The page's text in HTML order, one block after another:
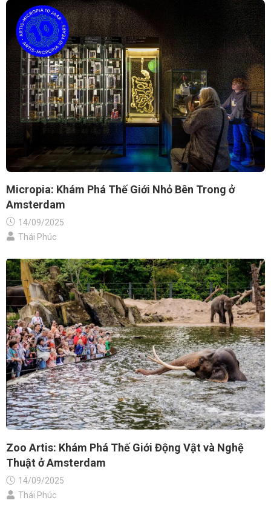
Micropia: Khám Phá Thế Giới Nhỏ Bên Trong ở
Amsterdam
14/09/2025
Thái Phúc
Zoo Artis: Khám Phá Thế Giới Động Vật và Nghệ
Thuật ở Amsterdam
14/09/2025
Thái Phúc